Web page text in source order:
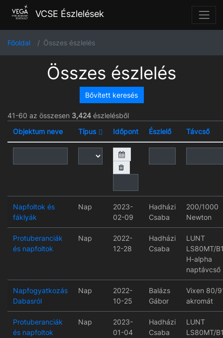
VCSE Észlelések
Főoldal Összes észlelés
Összes észlelés
Bővített keresés
41-60 az összesen 3,424 észlelésből
Objektum neve
Típus Időpont Észlelő Távcső
Napfoltok és
fáklyák
Nap
2023-
02-09
Hadházi
Csaba
200/1000
Newton
Protuberanciák
és napfoltok
Nap
2022-
12-28
Hadházi
Csaba
LUNT
LS80MT/
H-alpha
naptávcső
Napfogyatkozás
Dabasról
Nap
2022-
10-25
Balázs
Gábor
Vixen 80/
akromát
Protuberanciák
és napfoltok
Nap
2023-
01-04
Hadházi
Csaba
LUNT
LS80MT/